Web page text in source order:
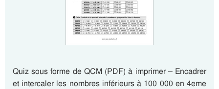
Quiz sous forme de QCM (PDF) à imprimer – Encadrer
et intercaler les nombres inférieurs à 100 000 en 4eme